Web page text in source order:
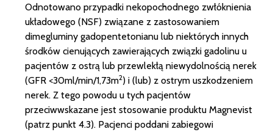
Odnotowano przypadki ne­kopochodnego zwłóknienia
układowego (NSF) związane z zastosowaniem
dimegluminy gadopentetonianu lub niektórych innych
środków cienujących zawierających związki gadolinu u
pacjentów z ostrą lub przewlekłą niewydolnością nerek
(GFR <30ml/min/1,73m2) i (lub) z ostrym uszkodzeniem
nerek. Z tego powodu u tych pacjentów
przeciwwskazane jest stosowanie produktu Magnevist
(patrz punkt 4.3). Pacjenci poddani zabiegowi